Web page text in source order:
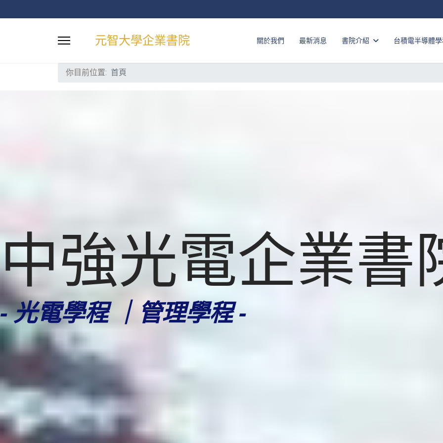
元智大學企業書院 關於我們 最新消息 書院介紹 台積電半導體
你目前位置: 首頁
中強光電企業書
- 光電學程 ｜管理學程 -